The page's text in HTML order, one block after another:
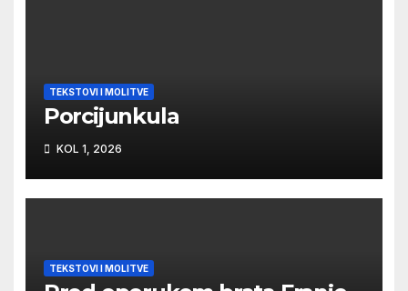
TEKSTOVI I MOLITVE
Porcijunkula
KOL 1, 2026
TEKSTOVI I MOLITVE